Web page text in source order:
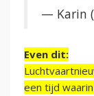
— Karin
Even dit:
een tijd